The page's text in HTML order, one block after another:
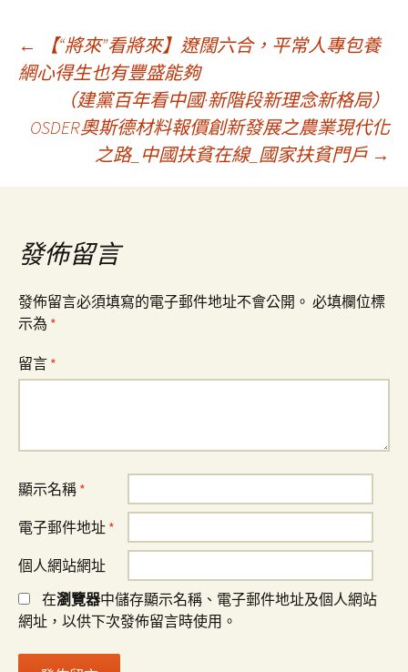
文
章
導
覽
←
【“將來”看將來】遼闊六合，平常人專包養
網心得生也有豐盛能夠
（建黨百年看中國·新階段新理念新格局）
OSDER奧斯德材料報價創新發展之農業現代化
之路_中國扶貧在線_國家扶貧門戶 →
發佈留言
發佈留言必須填寫的電子郵件地址不會公開。 必填欄位標
示為 *
留言 *
顯示名稱 *
電子郵件地址 *
個人網站網址
在瀏覽器中儲存顯示名稱、電子郵件地址及個人網站
網址，以供下次發佈留言時使用。